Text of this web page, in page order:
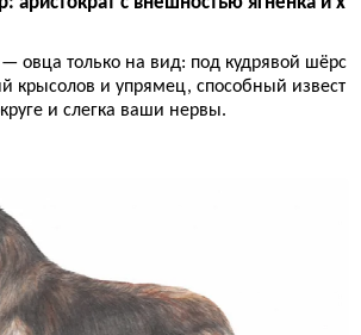
— овца только на вид: под кудрявой шёрс
крысолов и упрямец, способный извест
и слегка ваши нервы.